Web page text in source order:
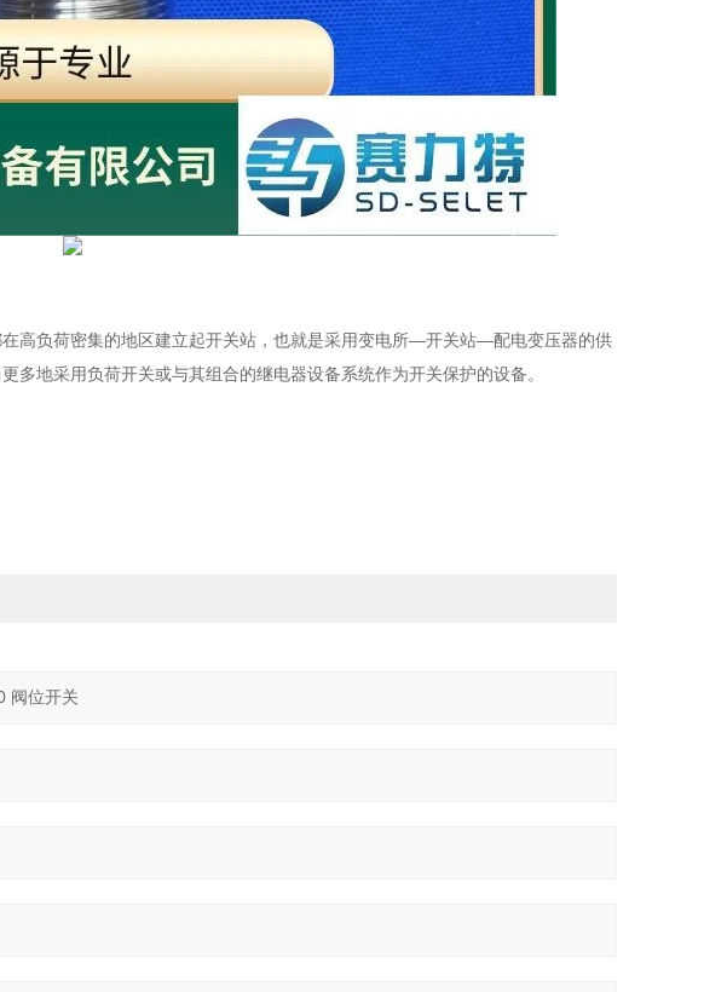
高负荷密集的地区建立起开关站，也就是采用变电所—开关站—配电变压器的供
多地采用负荷开关或与其组合的继电器设备系统作为开关保护的设备。